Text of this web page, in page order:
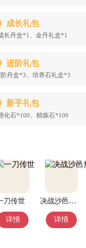
成长礼包
长丹盒*1、金丹礼盒*1
进阶礼包
丹盒*3、培养石礼盒*3
新手礼包
化石*100、精炼石*100
刀传世
详情
决战沙邑热血服
详情